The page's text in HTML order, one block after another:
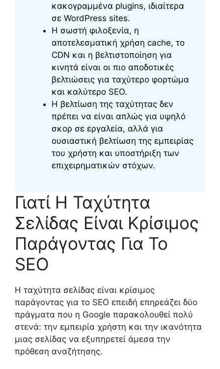
κακογραμμένα plugins, ιδιαίτερα
σε WordPress sites.
Η σωστή φιλοξενία, η
αποτελεσματική χρήση cache, το
CDN και η βελτιστοποίηση για
κινητά είναι οι πιο αποδοτικές
βελτιώσεις για ταχύτερο φορτώμα
και καλύτερο SEO.
Η βελτίωση της ταχύτητας δεν
πρέπει να είναι απλώς για υψηλό
σκορ σε εργαλεία, αλλά για
ουσιαστική βελτίωση της εμπειρίας
του χρήστη και υποστήριξη των
επιχειρηματικών στόχων.
Γιατί Η Ταχύτητα
Σελίδας Είναι Κρίσιμος
Παράγοντας Για Το
SEO
Η ταχύτητα σελίδας είναι κρίσιμος
παράγοντας για το SEO επειδή επηρεάζει δύο
πράγματα που η Google παρακολουθεί πολύ
στενά: την εμπειρία χρήστη και την ικανότητα
μιας σελίδας να εξυπηρετεί άμεσα την
πρόθεση αναζήτησης.